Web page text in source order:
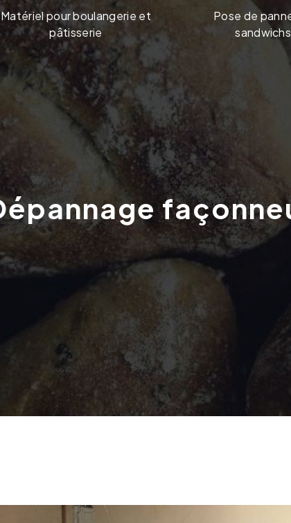
Matériel pour boulangerie et
pâtisserie
Pose de
sandwichs
Dépannage